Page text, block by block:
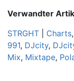
Verwandter
STRGHT
Charts,
991, DJcity,
Mix, Mixtape,